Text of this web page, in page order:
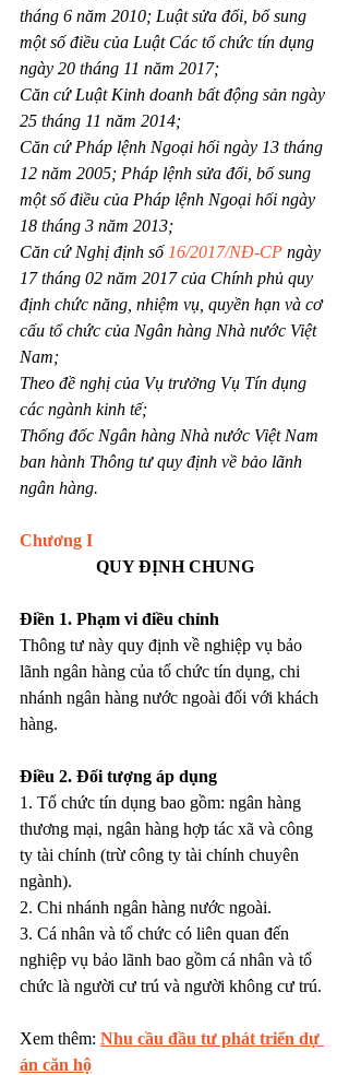
tháng 6 năm 2010; Luật sửa đổi, bổ sung
một số điều của Luật Các tổ chức tín dụng
ngày 20 tháng 11 năm 2017;
Căn cứ Luật Kinh doanh bất động sản ngày
25 tháng 11 năm 2014;
Căn cứ Pháp lệnh Ngoại hối ngày 13 tháng
12 năm 2005; Pháp lệnh sửa đổi, bổ sung
một số điều của Pháp lệnh Ngoại hối ngày
18 tháng 3 năm 2013;
Căn cứ Nghị định số 16/2017/NĐ-CP ngày
17 tháng 02 năm 2017 của Chính phủ quy
định chức năng, nhiệm vụ, quyền hạn và cơ
cấu tổ chức của Ngân hàng Nhà nước Việt
Nam;
Theo đề nghị của Vụ trưởng Vụ Tín dụng
các ngành kinh tế;
Thống đốc Ngân hàng Nhà nước Việt Nam
ban hành Thông tư quy định về bảo lãnh
ngân hàng.
Chương I
QUY ĐỊNH CHUNG
Điền 1. Phạm vi điều chỉnh
Thông tư này quy định về nghiệp vụ bảo
lãnh ngân hàng của tổ chức tín dụng, chi
nhánh ngân hàng nước ngoài đối với khách
hàng.
Điều 2. Đối tượng áp dụng
1. Tổ chức tín dụng bao gồm: ngân hàng
thương mại, ngân hàng hợp tác xã và công
ty tài chính (trừ công ty tài chính chuyên
ngành).
2. Chi nhánh ngân hàng nước ngoài.
3. Cá nhân và tổ chức có liên quan đến
nghiệp vụ bảo lãnh bao gồm cá nhân và tổ
chức là người cư trú và người không cư trú.
Xem thêm: Nhu cầu đầu tư phát triển dự
án căn hộ